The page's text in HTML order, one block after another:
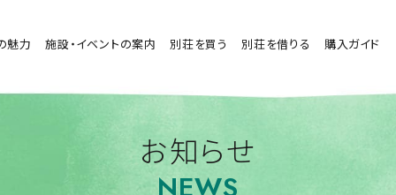
魅力 施設・イベントの案内 別荘を買う 別荘を借りる 購入ガイド
お知らせ
NEWS